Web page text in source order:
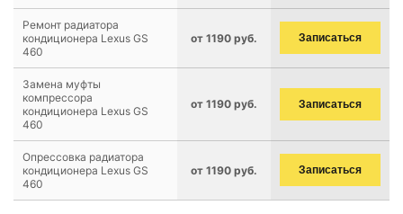
Ремонт радиатора
кондиционера Lexus GS
460
от 1190 руб. Записаться
Замена муфты
компрессора
кондиционера Lexus GS
460
от 1190 руб. Записаться
Опрессовка радиатора
кондиционера Lexus GS
460
от 1190 руб. Записаться